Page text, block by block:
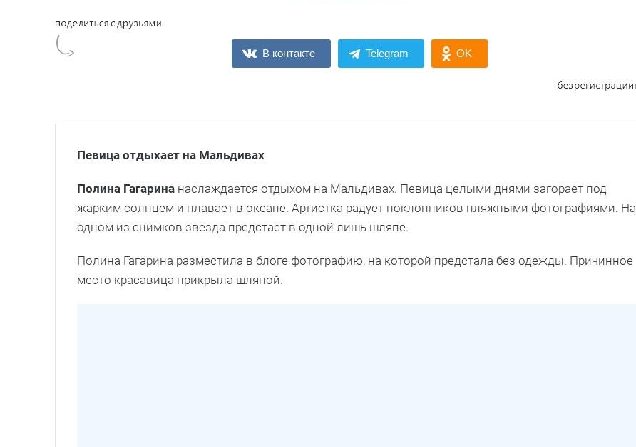
В контакте Telegram OK
Певица отдыхает на Мальдивах
Полина Гагарина наслаждается отдыхом на Мальдивах. Певица целыми днями загорает под
жарким солнцем и плавает в океане. Артистка радует поклонников пляжными фотографиями. На
одном из снимков звезда предстает в одной лишь шляпе.
Полина Гагарина разместила в блоге фотографию, на которой предстала без одежды. Причинное
место красавица прикрыла шляпой.